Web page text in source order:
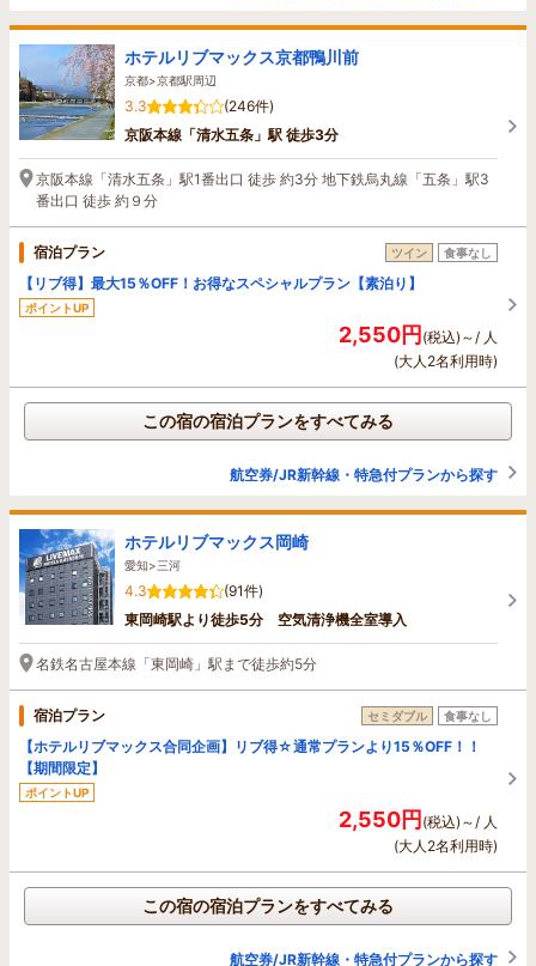
ホテルリブマックス京都鴨川前
京都>京都駅周辺
3.3
(246件)
京阪本線「清水五条」駅 徒歩3分
京阪本線「清水五条」駅1番出口 徒歩 約3分 地下鉄烏丸線「五条」駅3
番出口 徒歩 約９分
宿泊プラン ツイン 食事なし
【リブ得】最大15％OFF！お得なスペシャルプラン【素泊り】
ポイントUP
2,550円(税込)～/ 人
(大人2名利用時)
この宿の宿泊プランをすべてみる
航空券/JR新幹線・特急付プランから探す
ホテルリブマックス岡崎
愛知>三河
4.3
(91件)
東岡崎駅より徒歩5分 空気清浄機全室導入
名鉄名古屋本線「東岡崎」駅まで徒歩約5分
宿泊プラン セミダブル 食事なし
【ホテルリブマックス合同企画】リブ得☆通常プランより15％OFF！！
【期間限定】
ポイントUP
2,550円(税込)～/ 人
(大人2名利用時)
この宿の宿泊プランをすべてみる
航空券/JR新幹線・特急付プランから探す